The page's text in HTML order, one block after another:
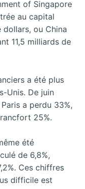
of Singapore
au capital
dollars, ou China
11,5 milliards de
a été plus
Unis. De juin
a perdu 33%,
25%.
été
de 6,8%,
Ces chiffres
difficile est